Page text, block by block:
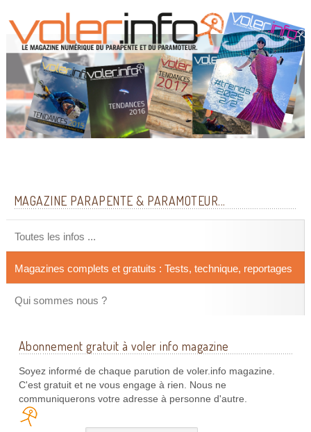
MAGAZINE PARAPENTE & PARAMOTEUR...
Toutes les infos ...
Magazines complets et gratuits : Tests, technique, reportages
Qui sommes nous ?
Abonnement gratuit à voler info magazine
Soyez informé de chaque parution de voler.info magazine.
C'est gratuit et ne vous engage à rien. Nous ne
communiquerons votre adresse à personne d'autre.